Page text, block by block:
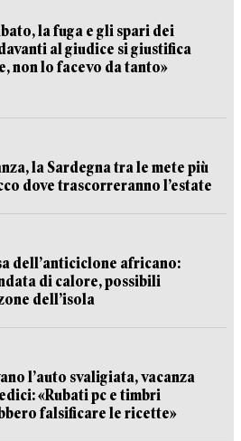
la fuga e gli spari dei
al giudice si giustifica
non lo facevo da tanto»
la Sardegna tra le mete più
dove trascorreranno l’estate
dell’anticiclone africano:
di calore, possibili
dell’isola
l’auto svaligiata, vacanza
«Rubati pc e timbri
falsificare le ricette»